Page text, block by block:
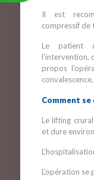
Il est
compressif de
Le patient
l’intervention,
propos
Comment
Le lifting
et dure
L’opération se